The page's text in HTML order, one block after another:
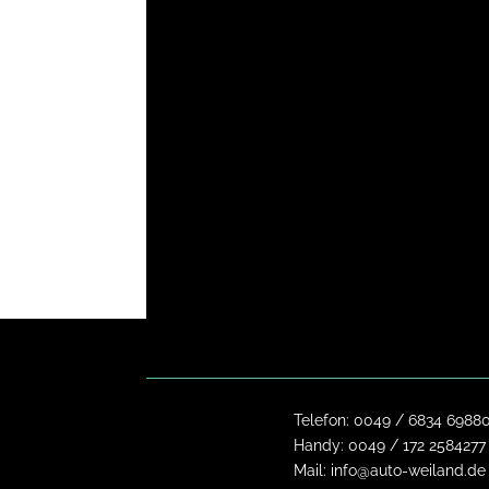
Telefon: 0049 / 6834
Handy: 0049 / 172 2584277
Mail: info@auto-weiland.de